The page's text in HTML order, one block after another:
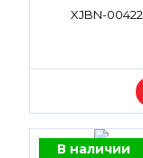
XJBN-00422
В наличии